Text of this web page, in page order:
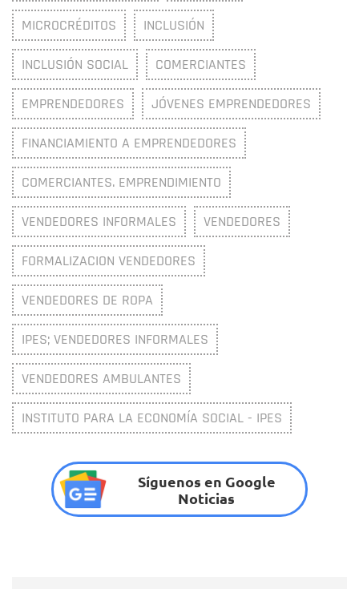
MICROCRÉDITOS INCLUSIÓN
INCLUSIÓN SOCIAL COMERCIANTES
EMPRENDEDORES JÓVENES EMPRENDEDORES
FINANCIAMIENTO A EMPRENDEDORES
COMERCIANTES. EMPRENDIMIENTO
VENDEDORES INFORMALES VENDEDORES
FORMALIZACION VENDEDORES
VENDEDORES DE ROPA
IPES; VENDEDORES INFORMALES
VENDEDORES AMBULANTES
INSTITUTO PARA LA ECONOMÍA SOCIAL - IPES
Síguenos en Google
Noticias